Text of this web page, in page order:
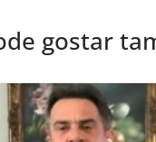
gostar